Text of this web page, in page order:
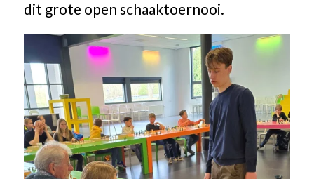
dit grote open schaaktoernooi.